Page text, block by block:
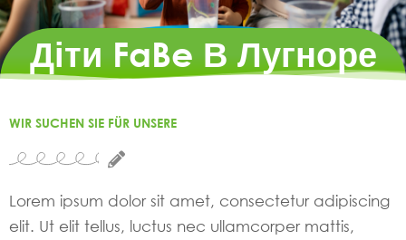
Діти FaBe В Лугноре
WIR SUCHEN SIE FÜR UNSERE
Lorem ipsum dolor sit amet, consectetur adipiscing
elit. Ut elit tellus, luctus nec ullamcorper mattis,